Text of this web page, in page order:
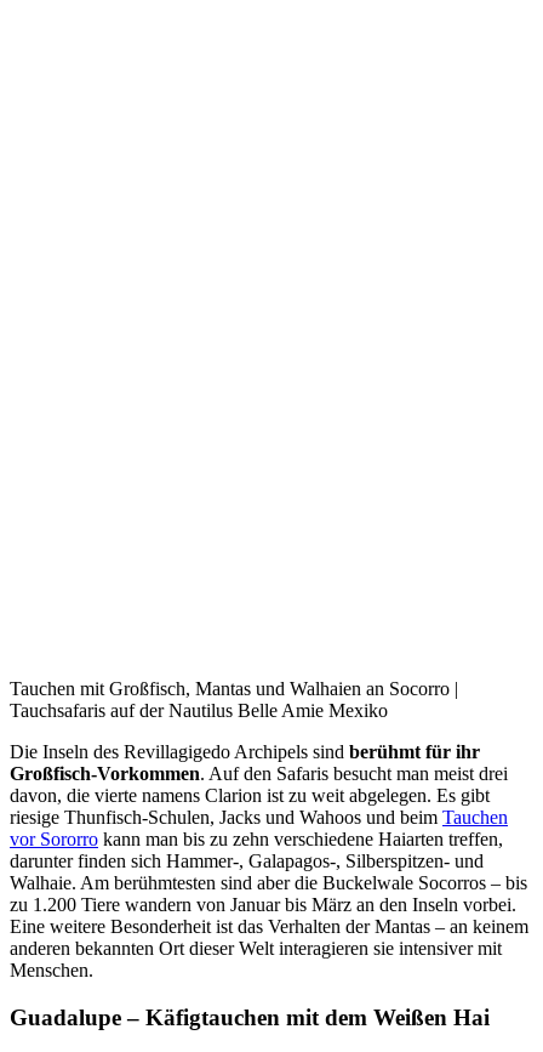
Tauchen mit Großfisch, Mantas und Walhaien an Socorro |
Tauchsafaris auf der Nautilus Belle Amie Mexiko
Die Inseln des Revillagigedo Archipels sind berühmt für ihr
Großfisch-Vorkommen. Auf den Safaris besucht man meist drei
davon, die vierte namens Clarion ist zu weit abgelegen. Es gibt
riesige Thunfisch-Schulen, Jacks und Wahoos und beim Tauchen
vor Sororro kann man bis zu zehn verschiedene Haiarten treffen,
darunter finden sich Hammer-, Galapagos-, Silberspitzen- und
Walhaie. Am berühmtesten sind aber die Buckelwale Socorros – bis
zu 1.200 Tiere wandern von Januar bis März an den Inseln vorbei.
Eine weitere Besonderheit ist das Verhalten der Mantas – an keinem
anderen bekannten Ort dieser Welt interagieren sie intensiver mit
Menschen.
Guadalupe – Käfigtauchen mit dem Weißen Hai